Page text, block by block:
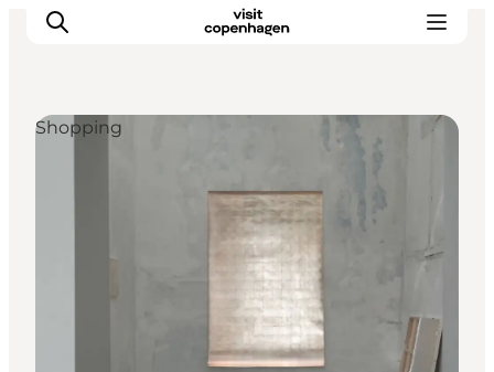
Shopping